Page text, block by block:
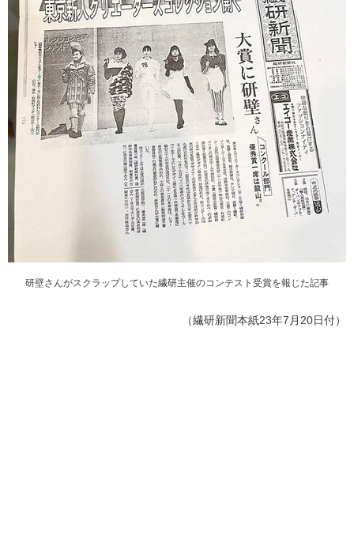
研壁さんがスクラップしていた繊研主催のコンテスト受賞を報じた記事
（繊研新聞本紙23年7月20日付）